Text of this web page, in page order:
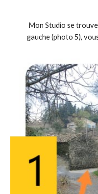
Mon Studio se
gauche (photo 5),